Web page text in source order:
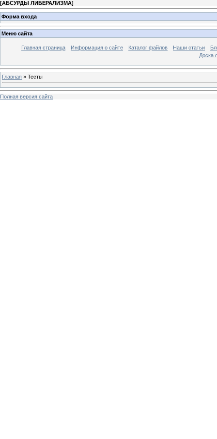
[АБСУРДЫ ЛИБЕРАЛИЗМА]
Форма входа
Меню сайта
Главная страница Информация о сайте Каталог файлов Наши статьи
Доска
Главная » Тесты
Полная версия сайта